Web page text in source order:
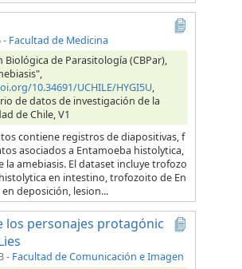
- Facultad de Medicina
Biológica de Parasitología (CBPar),
10.34691/UCHILE/HYGI5U,
de datos de investigación de la
de Chile, V1
contiene registros de diapositivas, f
asociados a Entamoeba histolytica,
amebiasis. El dataset incluye trofozo
en intestino, trofozoito de En
deposición, lesion...
los personajes protagónic
- Facultad de Comunicación e Imagen